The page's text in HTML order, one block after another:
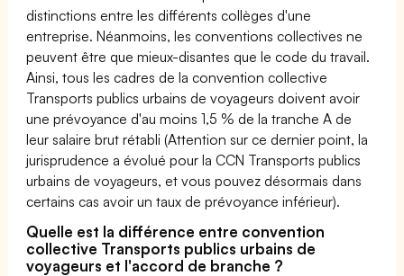
distinctions entre les différents collèges d'une
entreprise. Néanmoins, les conventions collectives ne
peuvent être que mieux-disantes que le code du travail.
Ainsi, tous les cadres de la convention collective
Transports publics urbains de voyageurs doivent avoir
une prévoyance d'au moins 1,5 % de la tranche A de
leur salaire brut rétabli (Attention sur ce dernier point, la
jurisprudence a évolué pour la CCN Transports publics
urbains de voyageurs, et vous pouvez désormais dans
certains cas avoir un taux de prévoyance inférieur).
Quelle est la différence entre convention
collective Transports publics urbains de
voyageurs et l'accord de branche ?